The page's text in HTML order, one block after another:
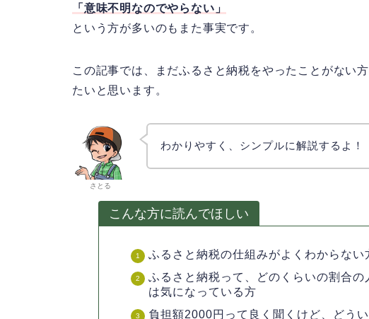
「意味不明なのでやらない」
という方が多いのもまた事実です。
この記事では、まだふるさと納税をやったことがない
たいと思います。
さとる
わかりやすく、シンプルに解説するよ！
こんな方に読んでほしい
ふるさと納税の仕組みがよくわからな
ふるさと納税って、どのくらいの割合
は気になっている方
負担額2000円って良く聞くけど、どう